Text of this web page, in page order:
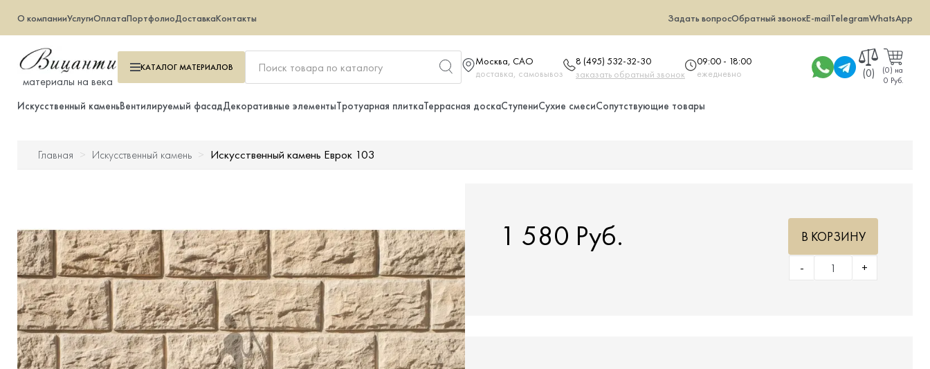
О компанииУслугиОплатаПортфолиоДоставкаКонтакты Задать вопросОбратный звонокE-mailTelegramWhatsApp
материалы на века
КАТАЛОГМАТЕРИАЛОВ
Москва, САО
доставка, самовывоз
8 (495) 532-32-30
заказать обратный звонок
09:00 - 18:00
ежедневно
(0) (0) на
0 Руб.
Искусственный каменьВентилируемый фасадДекоративные элементыТротуарная плиткаТеррасная доскаСтупениСухие смесиСопутствующие товары
Декоративные элементы
Тротуарная плитка
Террасная доска
Ступени
Главная Искусственный камень Искусственный камень Еврок 103
1 580 Руб.
+
-
В КОРЗИНУ